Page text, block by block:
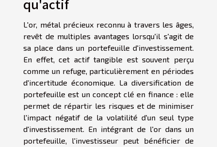
qu'actif
L'or, métal précieux reconnu à travers les âges,
revêt de multiples avantages lorsqu'il s'agit de
sa place dans un portefeuille d'investissement.
En effet, cet actif tangible est souvent perçu
comme un refuge, particulièrement en périodes
d'incertitude économique. La diversification de
portefeuille est un concept clé en finance : elle
permet de répartir les risques et de minimiser
l'impact négatif de la volatilité d'un seul type
d'investissement. En intégrant de l'or dans un
portefeuille, l'investisseur peut bénéficier de